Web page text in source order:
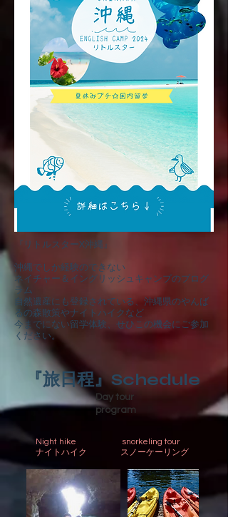
『リトルスターX沖縄』
沖縄でしか経験のできない
ネイチャー＆イングリッシュキャンプのプログ
ラム
自然遺産にも登録されている、沖縄県のやんば
るの森散策やナイトハイクなど
今までにない留学体験、せひこの機会にご参加
ください。
『旅日程』Schedule
Day tour
program
Night hike
​ナイトハイク
snorkeling tour
​スノーケーリング